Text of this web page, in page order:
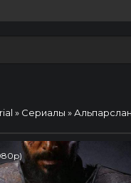
» Сериалы »